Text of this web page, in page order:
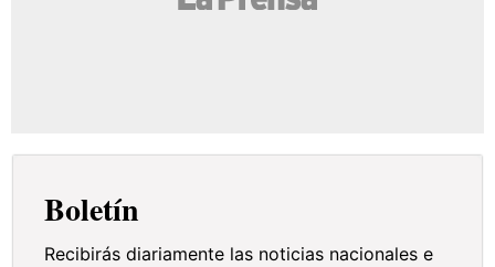
Boletín
Recibirás diariamente las noticias nacionales e